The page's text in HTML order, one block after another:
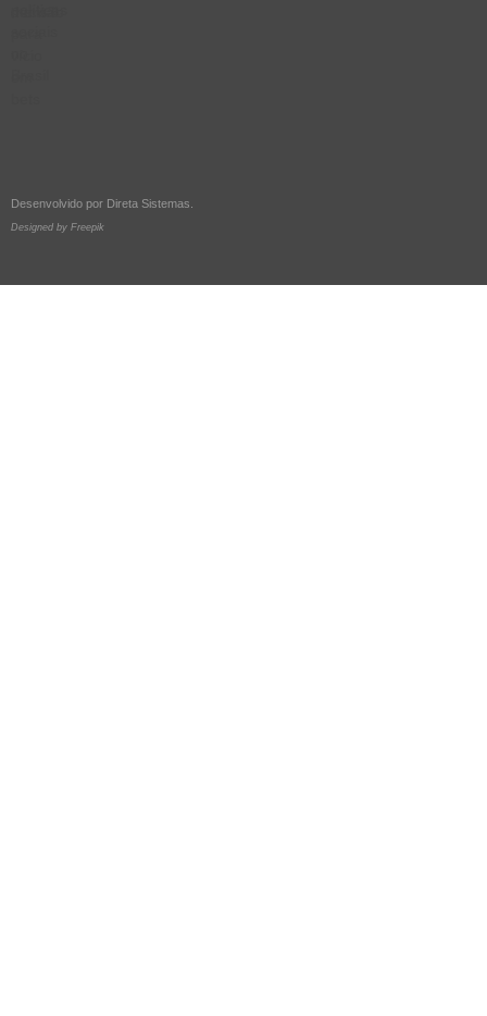
Desenvolvido por Direta Sistemas
Designed by Freepik